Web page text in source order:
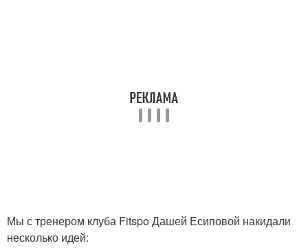
Мы с тренером клуба Fitspo Дашей Есиповой накидали
несколько идей: